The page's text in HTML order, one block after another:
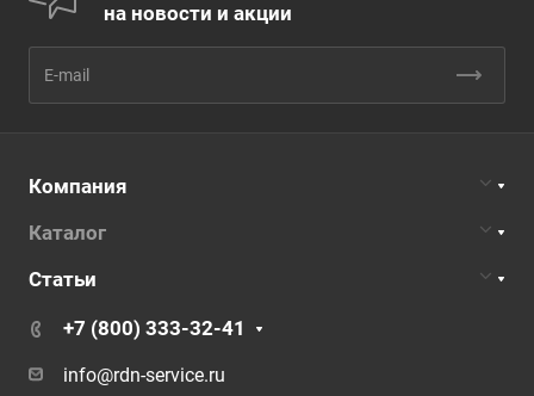
на новости и акции
Компания
Каталог
Статьи
+7 (800) 333-32-41
info@rdn-service.ru